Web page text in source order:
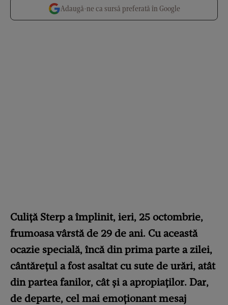
Adaugă-ne ca sursă preferată în Google
Culiță Sterp a împlinit, ieri, 25 octombrie,
frumoasa vârstă de 29 de ani. Cu această
ocazie specială, încă din prima parte a zilei,
cântărețul a fost asaltat cu sute de urări, atât
din partea fanilor, cât și a apropiaților. Dar,
de departe, cel mai emoționant mesaj